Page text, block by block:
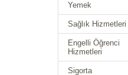
Yemek
Sağlık Hizmetleri
Engelli Öğrenci
Hizmetleri
Sigorta